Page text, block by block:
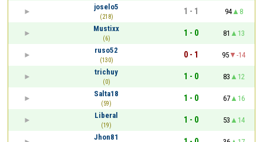
joselo5
(218)
1 - 1 94
8
Mustixx
(6)
1 - 0 81
13
ruso52
(130)
0 - 1 95
-14
trichuy
(0)
1 - 0 83
12
Salta18
(59)
1 - 0 67
16
Liberal
(19)
1 - 0 53
14
Jhon81